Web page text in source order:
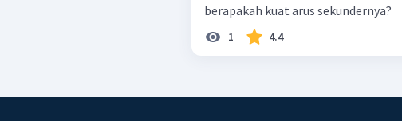
berapakah kuat arus sekundernya?
1 4.4